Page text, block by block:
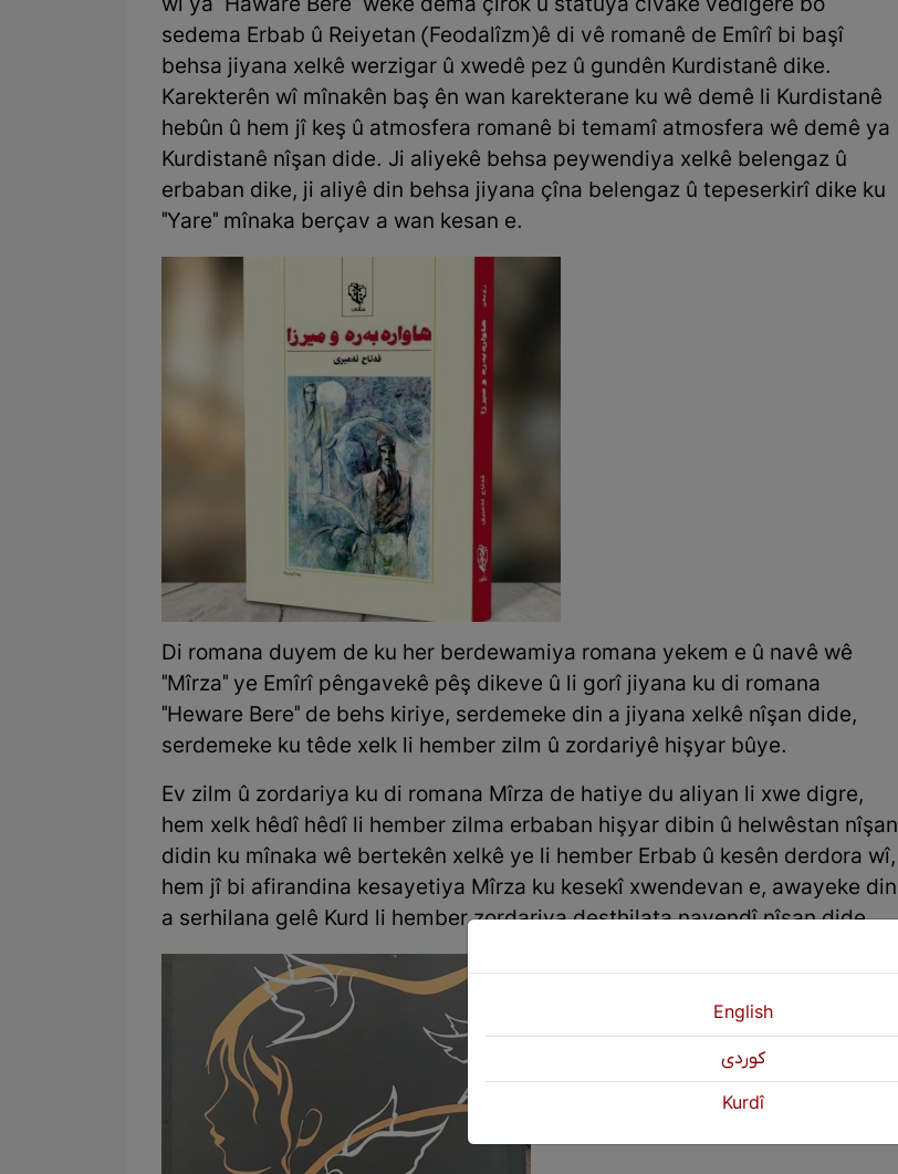
wî ya "Haware Bere" weke dema çîrok û statûya civakê vedigere bo
sedema Erbab û Reiyetan (Feodalîzm)ê di vê romanê de Emîrî bi başî
behsa jiyana xelkê werzigar û xwedê pez û gundên Kurdistanê dike.
Karekterên wî mînakên baş ên wan karekterane ku wê demê li Kurdistanê
hebûn û hem jî keş û atmosfera romanê bi temamî atmosfera wê demê ya
Kurdistanê nîşan dide. Ji aliyekê behsa peywendiya xelkê belengaz û
erbaban dike, ji aliyê din behsa jiyana çîna belengaz û tepeserkirî dike ku
"Yare" mînaka berçav a wan kesan e.
Di romana duyem de ku her berdewamiya romana yekem e û navê wê
"Mîrza" ye Emîrî pêngavekê pêş dikeve û li gorî jiyana ku di romana
"Heware Bere" de behs kiriye, serdemeke din a jiyana xelkê nîşan dide,
serdemeke ku têde xelk li hember zilm û zordariyê hişyar bûye.
Ev zilm û zordariya ku di romana Mîrza de hatiye du aliyan li xwe digre,
hem xelk hêdî hêdî li hember zilma erbaban hişyar dibin û helwêstan nîşan
didin ku mînaka wê bertekên xelkê ye li hember Erbab û kesên derdora wî,
hem jî bi afirandina kesayetiya Mîrza ku kesekî xwendevan e, awayeke din
a serhilana gelê Kurd li hember zordariya desthilata navendî nîşan dide.
English
كوردی
Kurdî